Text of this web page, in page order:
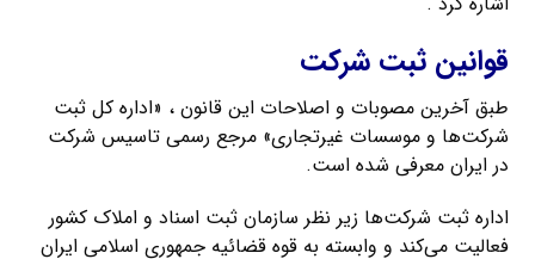
قوانین ثبت شرکت
طبق آخرین مصوبات و اصلاحات این قانون ، «اداره کل ثبت
شرکت‌ها و موسسات غیرتجاری» مرجع رسمی تاسیس شرکت
در ایران معرفی شده است.
اداره ثبت شرکت‌ها زیر نظر سازمان ثبت اسناد و املاک کشور
فعالیت می‌کند و وابسته به قوه قضائیه جمهوری اسلامی ایران